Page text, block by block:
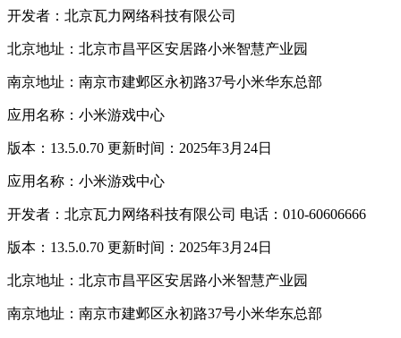
开发者：北京瓦力网络科技有限公司
北京地址：北京市昌平区安居路小米智慧产业园
南京地址：南京市建邺区永初路37号小米华东总部
应用名称：小米游戏中心
版本：13.5.0.70 更新时间：2025年3月24日
应用名称：小米游戏中心
开发者：北京瓦力网络科技有限公司 电话：010-60606666
版本：13.5.0.70 更新时间：2025年3月24日
北京地址：北京市昌平区安居路小米智慧产业园
南京地址：南京市建邺区永初路37号小米华东总部